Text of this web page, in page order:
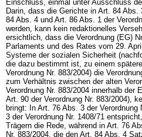
Einschluss, einmal unter Ausschluss
Darin, dass die Gerichte in Art. 84
84 Abs. 4 und Art. 86 Abs. 1 der
werden, kann kein redaktionelles
ersichtlich, dass die Verordnung (EG)
Parlaments und des Rates vom 29.
Systeme der sozialen Sicherheit
die dazu bestimmt ist, zu einem
Verordnung Nr. 883/2004) die
zum Verhältnis zwischen der alten
Verordnung Nr. 883/2004 innerhalb der
Art. 90 der Verordnung Nr. 883/2004),
bringt: In Art. 76 Abs. 3 der
3 der Verordnung Nr. 1408/71
Trägern die Rede, während in Art. 76
Nr. 883/2004, die den Art. 84 Abs. 4